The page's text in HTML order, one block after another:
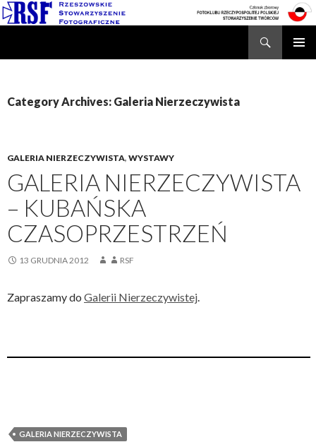
Category Archives: Galeria Nierzeczywista
GALERIA NIERZECZYWISTA, WYSTAWY
GALERIA NIERZECZYWISTA
– KUBAŃSKA
CZASOPRZESTRZEŃ
13 GRUDNIA 2012 RSF
Zapraszamy do Galerii Nierzeczywistej
GALERIA NIERZECZYWISTA